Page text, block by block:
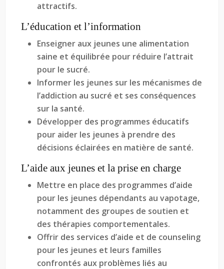
attractifs.
L’éducation et l’information
Enseigner aux jeunes une alimentation
saine et équilibrée pour réduire l’attrait
pour le sucré.
Informer les jeunes sur les mécanismes de
l’addiction au sucré et ses conséquences
sur la santé.
Développer des programmes éducatifs
pour aider les jeunes à prendre des
décisions éclairées en matière de santé.
L’aide aux jeunes et la prise en charge
Mettre en place des programmes d’aide
pour les jeunes dépendants au vapotage,
notamment des groupes de soutien et
des thérapies comportementales.
Offrir des services d’aide et de counseling
pour les jeunes et leurs familles
confrontés aux problèmes liés au